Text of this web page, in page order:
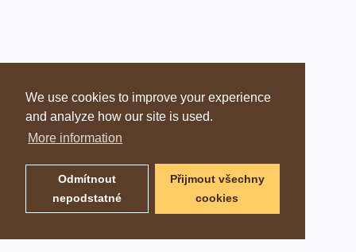
We use cookies to improve your experience
and analyze how our site is used.
More information
Odmítnout
nepodstatné
Přijmout všechny
cookies